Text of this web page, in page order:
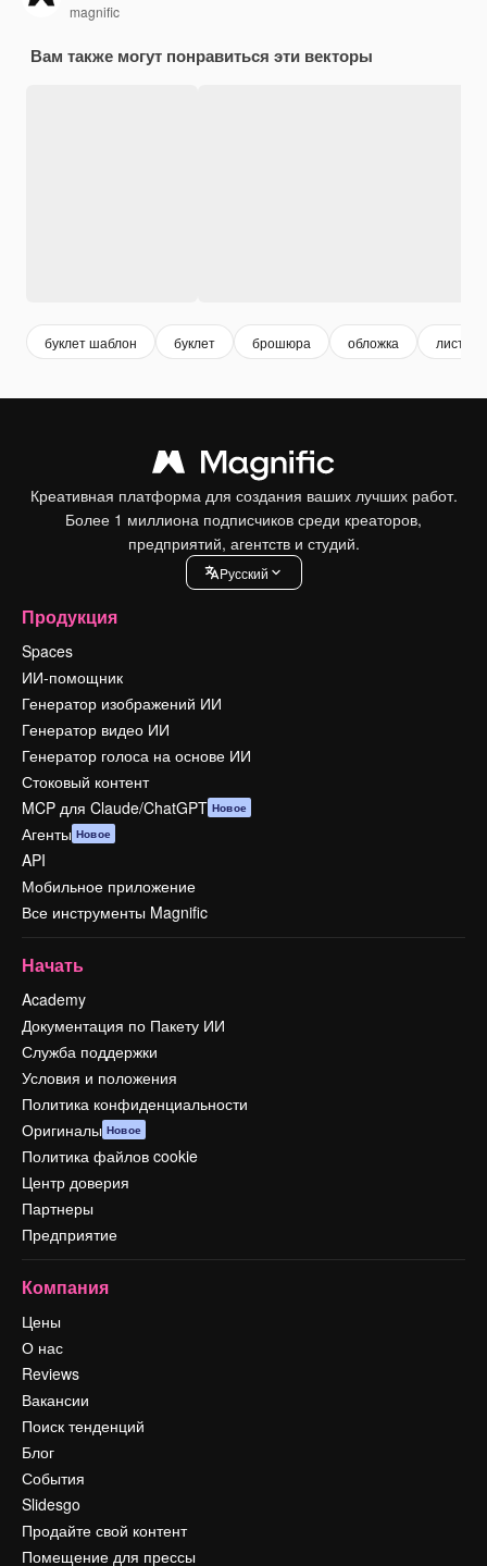
magnific
Вам также могут понравиться эти векторы
буклет шаблон буклет брошюра обложка
Креативная платформа для создания ваших лучших работ.
Более 1 миллиона подписчиков среди креаторов,
предприятий, агентств и студий.
Pусский
Продукция
Spaces
ИИ-помощник
Генератор изображений ИИ
Генератор видео ИИ
Генератор голоса на основе ИИ
Стоковый контент
MCP для Claude/ChatGPT Новое
Агенты Новое
API
Мобильное приложение
Все инструменты Magnific
Начать
Academy
Документация по Пакету ИИ
Служба поддержки
Условия и положения
Политика конфиденциальности
Оригиналы Новое
Политика файлов cookie
Центр доверия
Партнеры
Предприятие
Компания
Цены
О нас
Reviews
Вакансии
Поиск тенденций
Блог
События
Slidesgo
Продайте свой контент
Помещение для прессы